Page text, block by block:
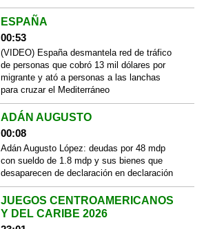
ESPAÑA
00:53
(VIDEO) España desmantela red de tráfico
de personas que cobró 13 mil dólares por
migrante y ató a personas a las lanchas
para cruzar el Mediterráneo
ADÁN AUGUSTO
00:08
Adán Augusto López: deudas por 48 mdp
con sueldo de 1.8 mdp y sus bienes que
desaparecen de declaración en declaración
JUEGOS CENTROAMERICANOS
Y DEL CARIBE 2026